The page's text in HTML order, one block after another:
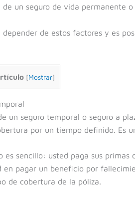
de un seguro de vida permanente
depender de estos factores y es
[Mostrar]
un seguro temporal o seguro a
por un tiempo definido. Es
es sencillo: usted paga sus
en pagar un beneficio por
de cobertura de la póliza.